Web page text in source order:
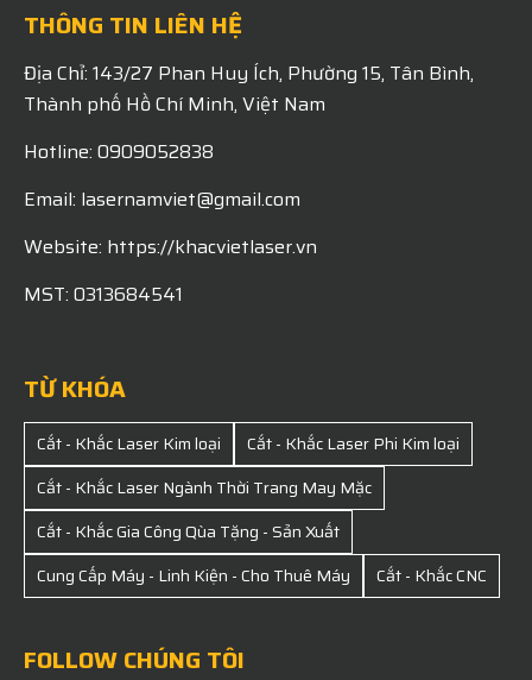
THÔNG TIN LIÊN HỆ
Địa Chỉ: 143/27 Phan Huy Ích, Phường 15, Tân Bình,
Thành phố Hồ Chí Minh, Việt Nam
Hotline: 0909052838
Email: lasernamviet@gmail.com
Website: https://khacvietlaser.vn
MST: 0313684541
TỪ KHÓA
Cắt - Khắc Laser Kim loại
Cắt - Khắc Laser Phi Kim loại
Cắt - Khắc Laser Ngành Thời Trang May Mặc
Cắt - Khắc Gia Công Qùa Tặng - Sản Xuất
Cung Cấp Máy - Linh Kiện - Cho Thuê Máy
Cắt - Khắc CNC
FOLLOW CHÚNG TÔI